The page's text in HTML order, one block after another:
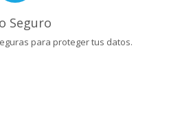
Seguro
para proteger tus datos.